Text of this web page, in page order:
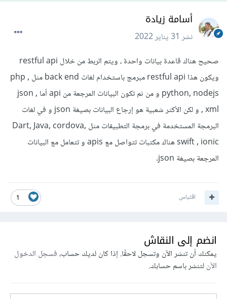
أسامة زيادة
نشر31 يناير 2022
صحيح هناك قاعدة بيانات واحدة ، ويتم الربط من خلال restful api
ويكون هذا restful api مبرمج باستخدام لغات back end مثل php ,
python, nodejs و من ثم تكون البيانات المرجعة من api أما json ,
xml , و لكن الأكثر شعبية هو إرجاع البيانات بصيغة json و في لغات
البرمجة المستخدمة في برمجة التطبيقات مثل Dart, Java, cordova,
swift , ionic هناك مكتبات تتواصل مع apis و تتعامل مع البيانات
المرجعة بصيغة json.
1 اقتباس
انضم إلى النقاش
يمكنك أن تنشر الآن وتسجل لاحقًا. إذا كان لديك حساب،فسجل الدخول
الآنلتنشر باسم حسابك.